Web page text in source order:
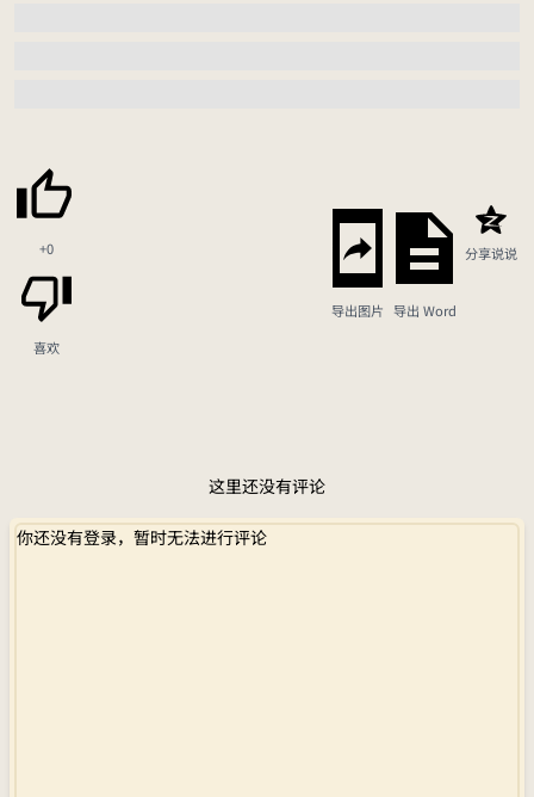
+0
喜欢
导出图片 导出 Word
分享说说
这里还没有评论
你还没有登录，暂时无法进行评论